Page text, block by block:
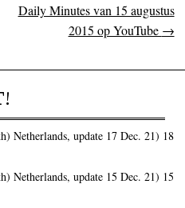
Daily Minutes van 15 augustus
2015 op YouTube →
Netherlands, update 17 Dec. 21) 18
Netherlands, update 15 Dec. 21) 15